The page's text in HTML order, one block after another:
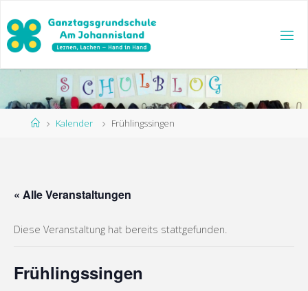
Inhalt
springen
StartKalender Frühlingssingen
« Alle Veranstaltungen
Diese Veranstaltung hat bereits stattgefunden.
Frühlingssingen